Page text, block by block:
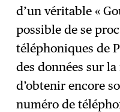
d’un véritable «
possible de se
téléphoniques de
des données sur
d’obtenir encore
numéro de